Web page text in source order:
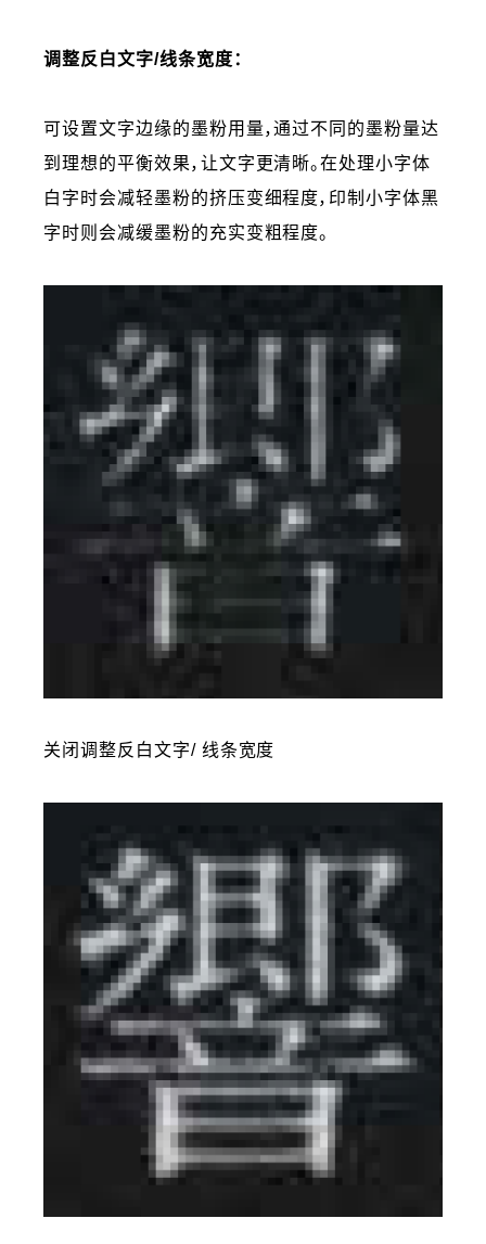
调整反白文字/线条宽度：
可设置文字边缘的墨粉用量，通过不同的墨粉量达
到理想的平衡效果，让文字更清晰。在处理小字体
白字时会减轻墨粉的挤压变细程度，印制小字体黑
字时则会减缓墨粉的充实变粗程度。
关闭调整反白文字/ 线条宽度